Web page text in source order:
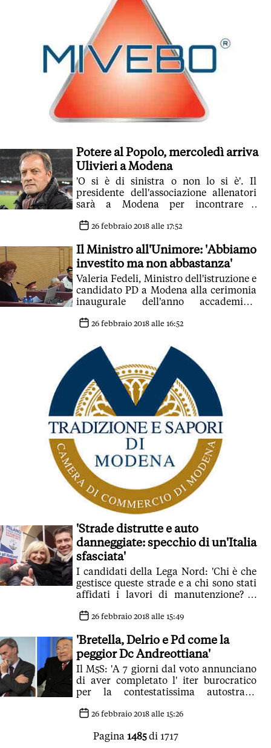
Potere al Popolo, mercoledì arriva
Ulivieri a Modena
'O si è di sinistra o non lo si è'. Il
presidente dell'associazione allenatori
sarà a Modena per incontrare i
26 febbraio 2018 alle 17:52
Il Ministro all'Unimore: 'Abbiamo
investito ma non abbastanza'
Valeria Fedeli, Ministro dell'istruzione e
candidato PD a Modena alla cerimonia
inaugurale dell'anno accademico:
Sindaco di Vignola Pelloni non va:
26 febbraio 2018 alle 16:52
'Strade distrutte e auto
danneggiate: specchio di un'Italia
sfasciata'
I candidati della Lega Nord: 'Chi è che
gestisce queste strade e a chi sono stati
affidati i lavori di manutenzione? E
26 febbraio 2018 alle 15:49
'Bretella, Delrio e Pd come la
peggior Dc Andreottiana'
Il M5S: 'A 7 giorni dal voto annunciano
di aver completato l' iter burocratico
per la contestatissima autostrada
26 febbraio 2018 alle 15:26
Pagina 1485di 1717